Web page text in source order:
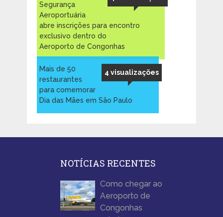
Segurança
Aeroportuária
abre inscrições para encontro
exclusivo dentro do
Aeroporto de Congonhas
4 visualizações
Mais de 50
restaurantes
para comemorar
Dia das Mães em São Paulo
NOTÍCIAS RECENTES
Como chegar ao
Aeroporto de
Congonhas